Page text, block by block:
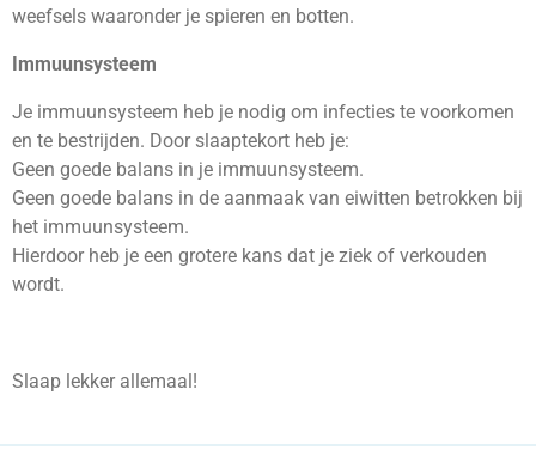
weefsels waaronder je spieren en botten.
Immuunsysteem
Je immuunsysteem heb je nodig om infecties te voorkomen
en te bestrijden. Door slaaptekort heb je:
Geen goede balans in je immuunsysteem.
Geen goede balans in de aanmaak van eiwitten betrokken bij
het immuunsysteem.
Hierdoor heb je een grotere kans dat je ziek of verkouden
wordt.
Slaap lekker allemaal!